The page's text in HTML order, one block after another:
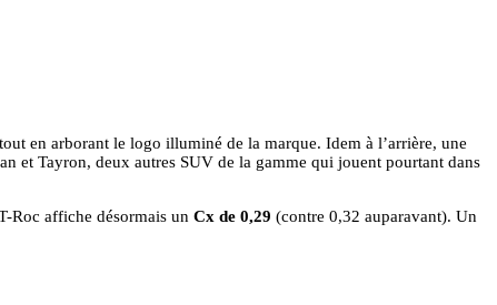
en arborant le logo illuminé de la marque. Idem à l’arrière, une
et Tayron, deux autres SUV de la gamme qui jouent pourtant dans
Roc affiche désormais un Cx de 0,29 (contre 0,32 auparavant). Un